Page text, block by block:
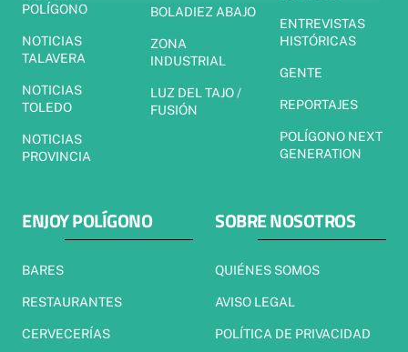
POLÍGONO
NOTICIAS
TALAVERA
NOTICIAS
TOLEDO
NOTICIAS
PROVINCIA
BOLADIEZ ABAJO
ZONA
INDUSTRIAL
LUZ DEL TAJO /
FUSIÓN
ENTREVISTAS
HISTÓRICAS
GENTE
REPORTAJES
POLÍGONO NEXT
GENERATION
ENJOY POLÍGONO
BARES
RESTAURANTES
CERVECERÍAS
SOBRE NOSOTROS
QUIÉNES SOMOS
AVISO LEGAL
POLÍTICA DE PRIVACIDAD